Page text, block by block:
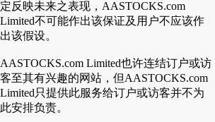
定反映未来之表现，AASTOCKS.com
Limited不可能作出该保证及用户不应该作
出该假设。
AASTOCKS.com Limited也许连结订户或访
客至其有兴趣的网站，但AASTOCKS.com
Limited只提供此服务给订户或访客并不为
此安排负责。